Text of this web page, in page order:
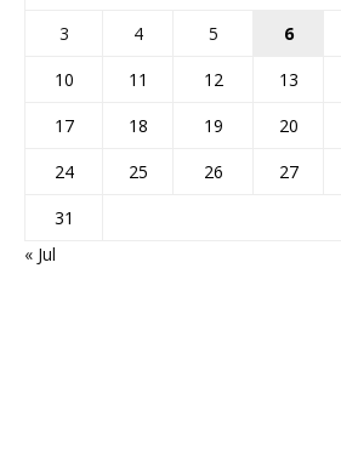
3
4 5 6
10
11 12 13
17
18 19 20
24
25 26 27
31
« Jul